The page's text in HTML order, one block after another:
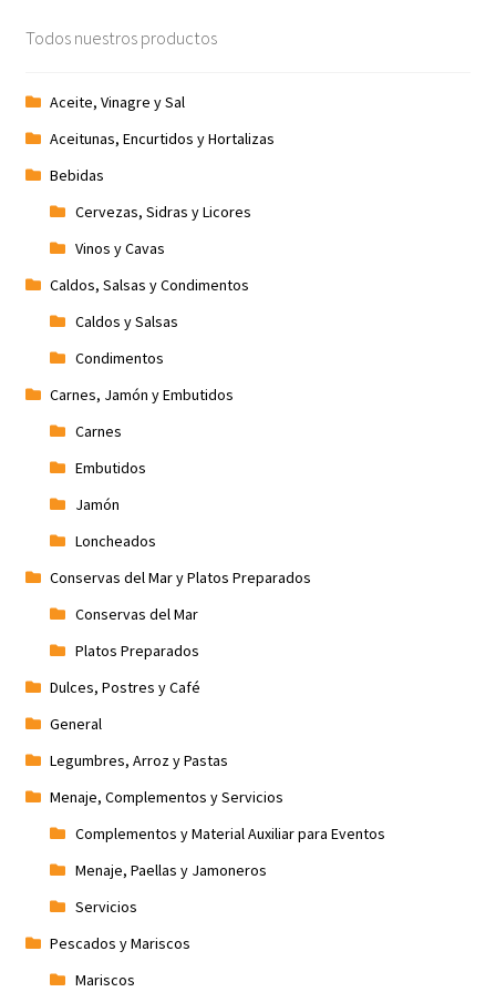
Todos nuestros productos
Aceite, Vinagre y Sal
Aceitunas, Encurtidos y Hortalizas
Bebidas
Cervezas, Sidras y Licores
Vinos y Cavas
Caldos, Salsas y Condimentos
Caldos y Salsas
Condimentos
Carnes, Jamón y Embutidos
Carnes
Embutidos
Jamón
Loncheados
Conservas del Mar y Platos Preparados
Conservas del Mar
Platos Preparados
Dulces, Postres y Café
General
Legumbres, Arroz y Pastas
Menaje, Complementos y Servicios
Complementos y Material Auxiliar para Eventos
Menaje, Paellas y Jamoneros
Servicios
Pescados y Mariscos
Mariscos